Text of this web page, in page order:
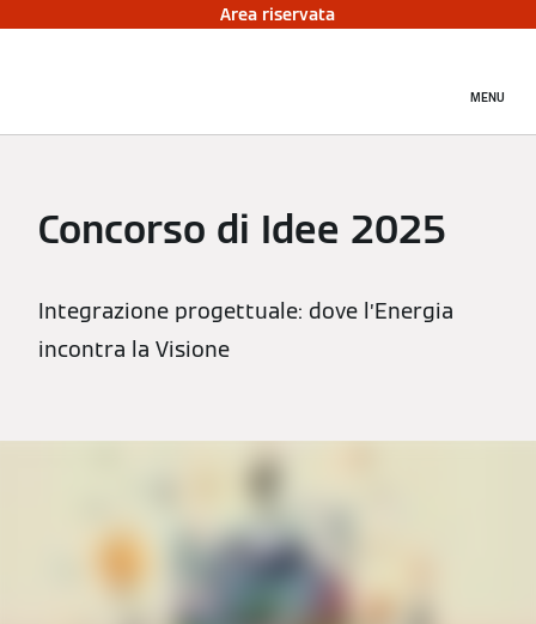
Area riservata
MENU
Concorso di Idee 2025
Integrazione progettuale: dove l’Energia
incontra la Visione